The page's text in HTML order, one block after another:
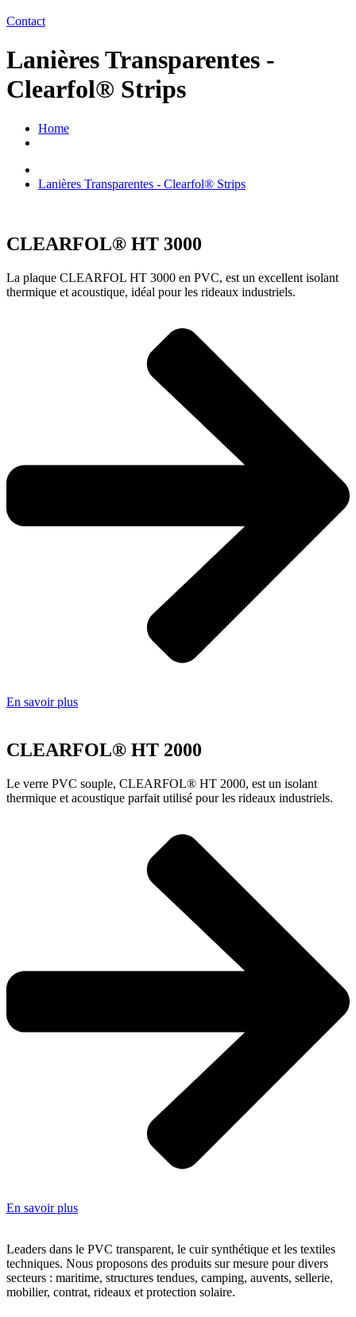
Contact
Lanières Transparentes -
Clearfol® Strips
Home
Lanières Transparentes - Clearfol® Strips
CLEARFOL® HT 3000
La plaque CLEARFOL HT 3000 en PVC, est un excellent isolant
thermique et acoustique, idéal pour les rideaux industriels.
En savoir plus
CLEARFOL® HT 2000
Le verre PVC souple, CLEARFOL® HT 2000, est un isolant
thermique et acoustique parfait utilisé pour les rideaux industriels.
En savoir plus
Leaders dans le PVC transparent, le cuir synthétique et les textiles
techniques. Nous proposons des produits sur mesure pour divers
secteurs : maritime, structures tendues, camping, auvents, sellerie,
mobilier, contrat, rideaux et protection solaire.